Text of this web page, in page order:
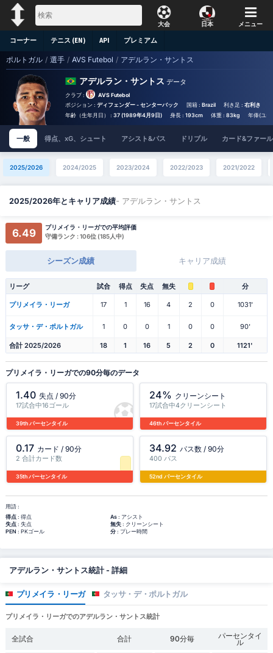
大会 日本 メニュー
コーナー テニス (EN) API プレミアム
ポルトガル / 選手 / AVS Futebol / アデルラン・サントス
アデルラン・サントス データ
クラブ :
AVS Futebol
ポジション : ディフェンダー - センターバック 国籍 : Brazil 利き足 : 右利き
年齢（生年月日） : 37 (1989年4月9日) 身長 : 193cm 体重 : 83kg 年俸(ユ
一般 得点、xG、シュート アシスト&パス ドリブル カード&ファール
2025/2026 2024/2025 2023/2024 2022/2023 2021/2022
2025/2026年とキャリア成績- アデルラン・サントス
6.49
プリメイラ・リーガでの平均評価
守備ランク : 106位 (185人中)
シーズン成績 キャリア成績
リーグ 試合 得点 失点 無失 分
プリメイラ・リーガ 17 1 16 4 2 0 1031'
タッサ・デ・ポルトガル 1 0 0 1 0 0 90'
合計 2025/2026 18 1 16 5 2 0 1121'
プリメイラ・リーガでの90分毎のデータ
1.40 失点 / 90分
17試合中16ゴール
39th パーセンタイル
24% クリーンシート
17試合中4クリーンシート
46th パーセンタイル
0.17 カード / 90分
2 合計カード数
35th パーセンタイル
34.92 パス数 / 90分
400 パス
52nd パーセンタイル
用語 :
得点: 得点 As: アシスト
失点: 失点 無失: クリーンシート
PEN : PKゴール 分: プレー時間
アデルラン・サントス統計 - 詳細
プリメイラ・リーガ タッサ・デ・ポルトガル
プリメイラ・リーガでのアデルラン・サントス統計
全試合 合計 90分毎 パーセンタイ
ル